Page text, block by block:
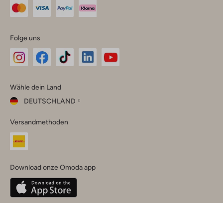
Folge uns
Instagram
Facebook
TikTok
Wähle dein Land
DEUTSCHLAND
dein
Land
Belgique(Français)
Deutschland
Versandmethoden
Download onze Omoda app